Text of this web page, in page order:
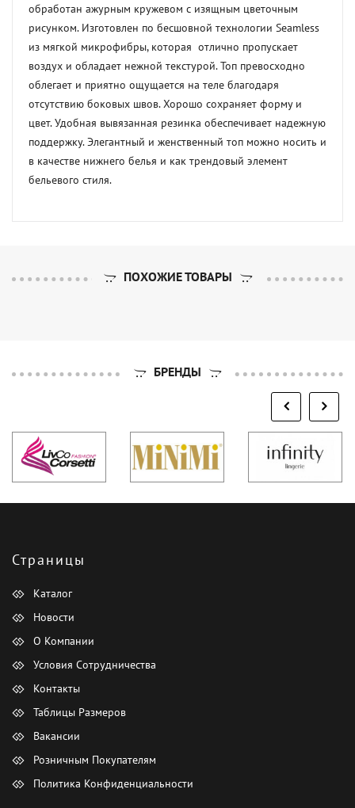
обработан ажурным кружевом с изящным цветочным
рисунком. Изготовлен по бесшовной технологии Seamless
из мягкой микрофибры, которая  отлично пропускает
воздух и обладает нежной текстурой. Топ превосходно
облегает и приятно ощущается на теле благодаря
отсутствию боковых швов. Хорошо сохраняет форму и
цвет. Удобная вывязанная резинка обеспечивает надежную
поддержку. Элегантный и женственный топ можно носить и
в качестве нижнего белья и как трендовый элемент
бельевого стиля.
ПОХОЖИЕ ТОВАРЫ
БРЕНДЫ
Страницы
Каталог
Новости
О Компании
Условия Сотрудничества
Контакты
Таблицы Размеров
Вакансии
Розничным Покупателям
Политика Конфиденциальности